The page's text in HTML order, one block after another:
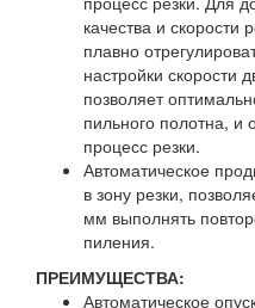
качества и скорости
плавно
настройки скорости
позволяет
пильного полотна, и
процесс резки.
Автоматическое
в зону резки,
мм выполнять
пиления.
ПРЕИМУЩЕСТВА:
Автоматическое